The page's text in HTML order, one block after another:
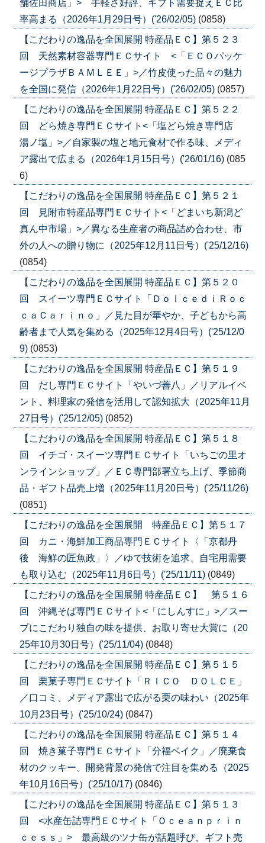
舗佐田商店」> 手軽さ好評、ギフト需要捉えＥＣ比
率高まる（2026年1月29日号）('26/02/05) (0858)
【こだわりの逸品を全国展開 特産品ＥＣ】第５２３
回 天然素材容器専門ＥＣサイト <「ＥＣＯパッケ
ージプラザＢＡＭＬＥＥ」>／竹皮使った品々の魅力
を全国に発信（2026年1月22日号）('26/02/05) (0857)
【こだわりの逸品を全国展開 特産品ＥＣ】第５２２
回 どら焼き専門ＥＣサイト<「塩どら焼き専門店
湯ノ塩」>／自家製の塩と地元食材で作る味、メディ
ア露出で広まる（2026年1月15日号）('26/01/16) (085
6)
【こだわりの逸品を全国展開 特産品ＥＣ】第５２１
回 見附市特産品専門ＥＣサイト<「どまいち新潟ど
真ん中市場」>／異なる生産者の商品詰め合わせ、市
外の人への贈り物に（2025年12月11日号）('25/12/16)
(0854)
【こだわりの逸品を全国展開 特産品ＥＣ】第５２０
回 スイーツ専門ＥＣサイト「ＤｏｌｃｅｄｉＲｏｃ
ｃａＣａｒｉｎｏ」／見た目が華やか、子どもから高
齢者まで人気を集める（2025年12月4日号）('25/12/0
9) (0853)
【こだわりの逸品を全国展開 特産品ＥＣ】第５１９
回 だし専門ＥＣサイト「やいづ善八」／リアルイベ
ント、料理家の発信を活用して認知拡大（2025年11月
27日号）('25/12/05) (0852)
【こだわりの逸品を全国展開 特産品ＥＣ】第５１８
回 イチゴ・スイーツ専門ＥＣサイト「いちごの里オ
ンラインショップ」／ＥＣ専門部署立ち上げ、季節商
品・ギフト品売上増（2025年11月20日号）('25/11/26)
(0851)
【こだわりの逸品を全国展開 特産品ＥＣ】第５１７
回 カニ・海鮮加工商品専門ＥＣサイト〈「京都丹
後 海鮮の匠魚政」〉／ゆで技術を追求、自宅用需要
も取り込む（2025年11月6日号）('25/11/11) (0849)
【こだわりの逸品を全国展開 特産品ＥＣ】 第５１６
回 沖縄そば専門ＥＣサイト<「にしんすに」>／スー
プにこだわり独自の味を提供、お取り寄せ大賞に（20
25年10月30日号）('25/11/04) (0848)
【こだわりの逸品を全国展開 特産品ＥＣ】第５１５
回 栗菓子専門ＥＣサイト「ＲＩＣＯ ＤＯＬＣＥ」
／口コミ、メディア露出で広がる栗の味わい（2025年
10月23日号）('25/10/24) (0847)
【こだわりの逸品を全国展開 特産品ＥＣ】第５１４
回 焼き菓子専門ＥＣサイト「分福ベイク」／廃棄食
材のクッキー、開発背景の発信で注目を集める（2025
年10月16日号）('25/10/17) (0846)
【こだわりの逸品を全国展開 特産品ＥＣ】第５１３
回 <水産缶詰専門ＥＣサイト「Ｏｃｅａｎｐｒｉｎ
ｃｅｓｓ」> 最高級のツナ缶が話題呼び、ギフト売